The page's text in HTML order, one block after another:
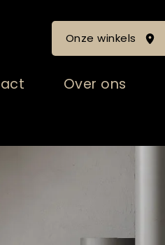
Onze winkels
Over ons